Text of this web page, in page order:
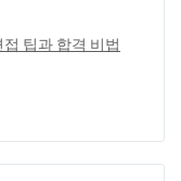
팁과 합격 비법